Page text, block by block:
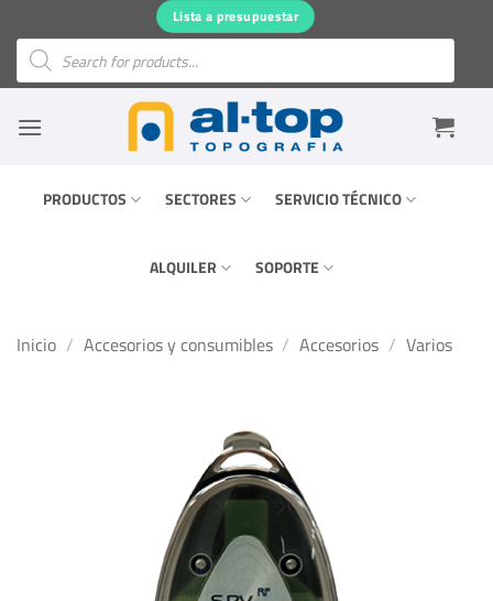
contenido
Lista a presupuestar
Búsqueda
productos
PRODUCTOS SECTORES SERVICIO TÉCNICO
ALQUILER SOPORTE
Inicio / Accesorios y consumibles / Accesorios / Varios